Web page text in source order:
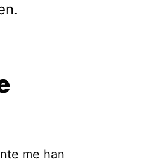
me han